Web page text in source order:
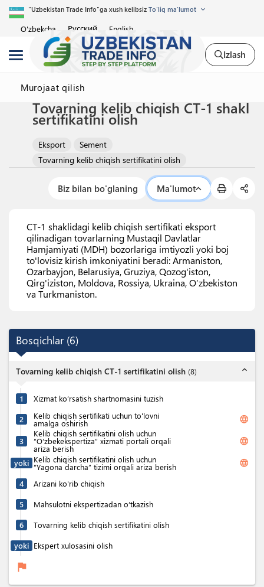
"Uzbekistan Trade Info"ga xush kelibsiz To'liq ma'lumot
O'zbekcha Русский English
Izlash
Murojaat qilish
Tovarning kelib chiqish CT-1 shakl
sertifikatini olish
Eksport
Sement
Tovarning kelib chiqish sertifikatini olish
Biz bilan bo'glaning Ma'lumot
CT-1 shaklidagi kelib chiqish sertifikati eksport
qilinadigan tovarlarning Mustaqil Davlatlar
Hamjamiyati (MDH) bozorlariga imtiyozli yoki boj
to'lovisiz kirish imkoniyatini beradi: Armaniston,
Ozarbayjon, Belarusiya, Gruziya, Qozog'iston,
Qirg'iziston, Moldova, Rossiya, Ukraina, O‘zbekiston
va Turkmaniston.
Bosqichlar (6)
Tovarning kelib chiqish CT-1 sertifikatini olish (8) expand_less
1 Xizmat ko‘rsatish shartnomasini tuzish
2 Kelib chiqish sertifikati uchun to'lovni
amalga oshirish language
3
Kelib chiqish sertifikatini olish uchun
“O‘zbekekspertiza” xizmati portali orqali
ariza berish
language
yoki Kelib chiqish sertifikatini olish uchun
“Yagona darcha” tizimi orqali ariza berish language
4 Arizani ko'rib chiqish
5 Mahsulotni ekspertizadan o‘tkazish
6 Tovarning kelib chiqish sertifikatini olish
yoki Ekspert xulosasini olish
flag